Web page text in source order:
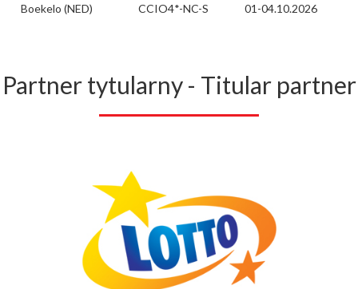
Boekelo (NED) CCIO4*-NC-S 01-04.10.2026
Partner tytularny - Titular partner